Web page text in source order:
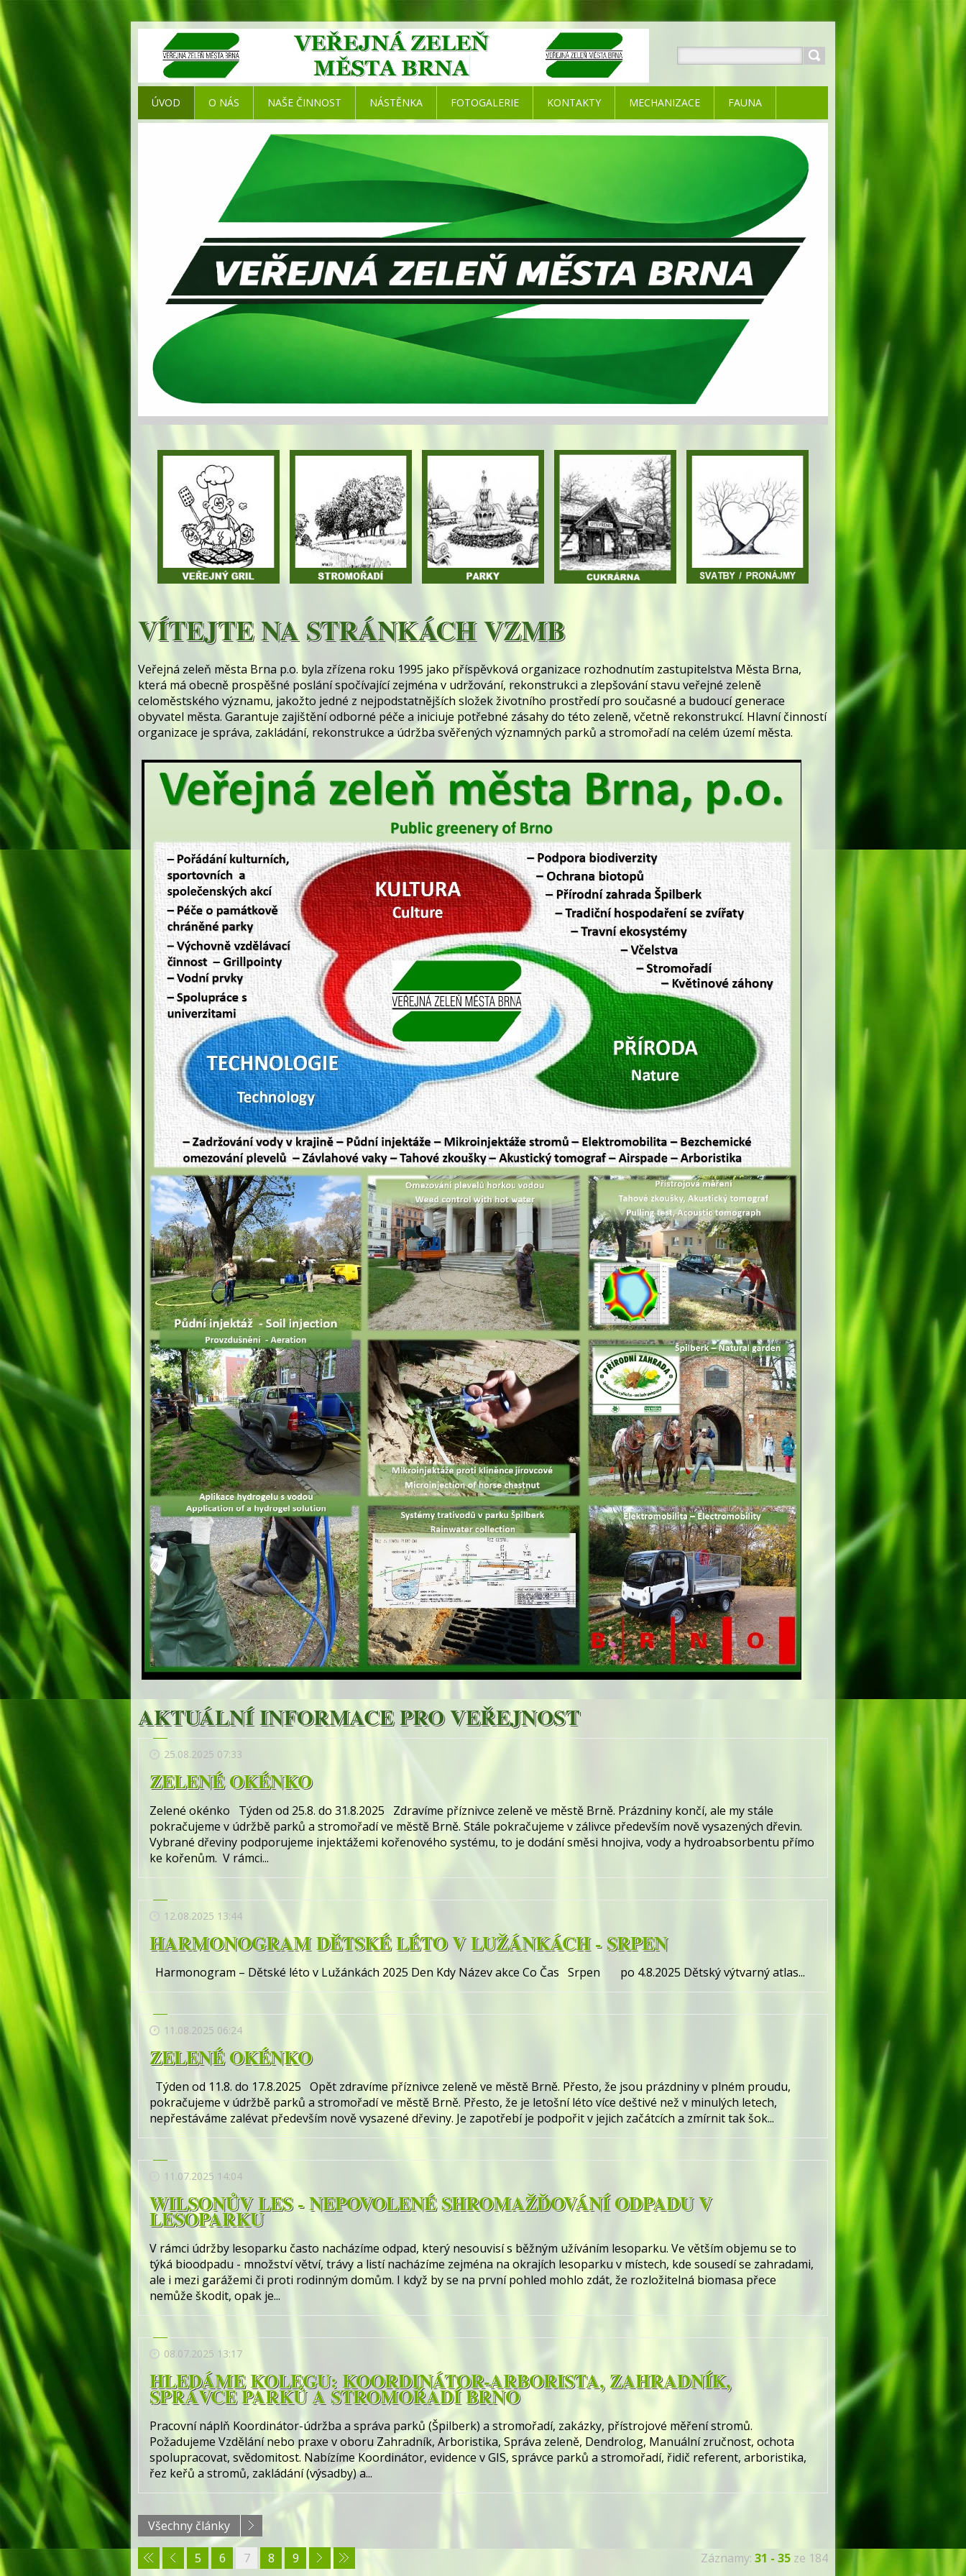
VÍTEJTE NA STRÁNKÁCH VZMB
Veřejná zeleň města Brna p.o. byla zřízena roku 1995 jako příspěvková organizace rozhodnutím zastupitelstva Města Brna,
která má obecně prospěšné poslání spočívající zejména v udržování, rekonstrukci a zlepšování stavu veřejné zeleně
celoměstského významu, jakožto jedné z nejpodstatnějších složek životního prostředí pro současné a budoucí generace
obyvatel města. Garantuje zajištění odborné péče a iniciuje potřebné zásahy do této zeleně, včetně rekonstrukcí. Hlavní činností
organizace je správa, zakládání, rekonstrukce a údržba svěřených významných parků a stromořadí na celém území města.
AKTUÁLNÍ INFORMACE PRO VEŘEJNOST
25.08.2025 07:33
ZELENÉ OKÉNKO
Zelené okénko Týden od 25.8. do 31.8.2025 Zdravíme příznivce zeleně ve městě Brně. Prázdniny končí, ale my stále
pokračujeme v údržbě parků a stromořadí ve městě Brně. Stále pokračujeme v zálivce především nově vysazených dřevin.
Vybrané dřeviny podporujeme injektážemi kořenového systému, to je dodání směsi hnojiva, vody a hydroabsorbentu přímo
ke kořenům. V rámci...
12.08.2025 13:44
HARMONOGRAM DĚTSKÉ LÉTO V LUŽÁNKÁCH - SRPEN
Harmonogram – Dětské léto v Lužánkách 2025 Den Kdy Název akce Co Čas Srpen po 4.8.2025 Dětský výtvarný atlas...
11.08.2025 06:24
ZELENÉ OKÉNKO
Týden od 11.8. do 17.8.2025 Opět zdravíme příznivce zeleně ve městě Brně. Přesto, že jsou prázdniny v plném proudu,
pokračujeme v údržbě parků a stromořadí ve městě Brně. Přesto, že je letošní léto více deštivé než v minulých letech,
nepřestáváme zalévat především nově vysazené dřeviny. Je zapotřebí je podpořit v jejich začátcích a zmírnit tak šok...
11.07.2025 14:04
WILSONŮV LES - NEPOVOLENÉ SHROMAŽĎOVÁNÍ ODPADU V
LESOPARKU
V rámci údržby lesoparku často nacházíme odpad, který nesouvisí s běžným užíváním lesoparku. Ve větším objemu se to
týká bioodpadu - množství větví, trávy a listí nacházíme zejména na okrajích lesoparku v místech, kde sousedí se zahradami,
ale i mezi garážemi či proti rodinným domům. I když by se na první pohled mohlo zdát, že rozložitelná biomasa přece
nemůže škodit, opak je...
08.07.2025 13:17
HLEDÁME KOLEGU: KOORDINÁTOR-ARBORISTA, ZAHRADNÍK,
SPRÁVCE PARKŮ A STROMOŘADÍ BRNO
Pracovní náplň Koordinátor-údržba a správa parků (Špilberk) a stromořadí, zakázky, přístrojové měření stromů.
Požadujeme Vzdělání nebo praxe v oboru Zahradník, Arboristika, Správa zeleně, Dendrolog, Manuální zručnost, ochota
spolupracovat, svědomitost. Nabízíme Koordinátor, evidence v GIS, správce parků a stromořadí, řidič referent, arboristika,
řez keřů a stromů, zakládání (výsadby) a...
Všechny články
Záznamy: 31 - 35 ze 184
5 6 7 8 9
ÚVOD O NÁS NAŠE ČINNOST NÁSTĚNKA FOTOGALERIE KONTAKTY MECHANIZACE FAUNA